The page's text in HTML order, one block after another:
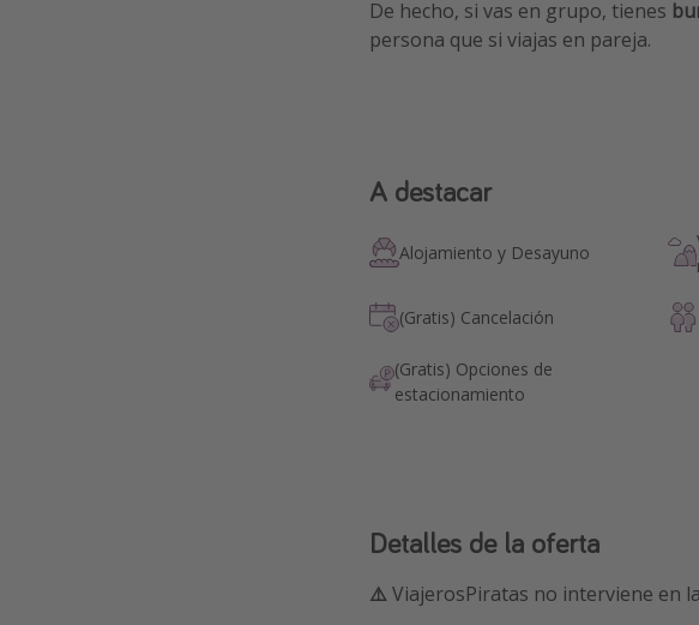
De hecho, si vas en grupo, tienes
persona que si viajas en pareja.
A destacar
Alojamiento y Desayuno
(Gratis) Cancelación
(Gratis) Opciones de
estacionamiento
Detalles de la oferta
⚠️ViajerosPiratas no interviene en